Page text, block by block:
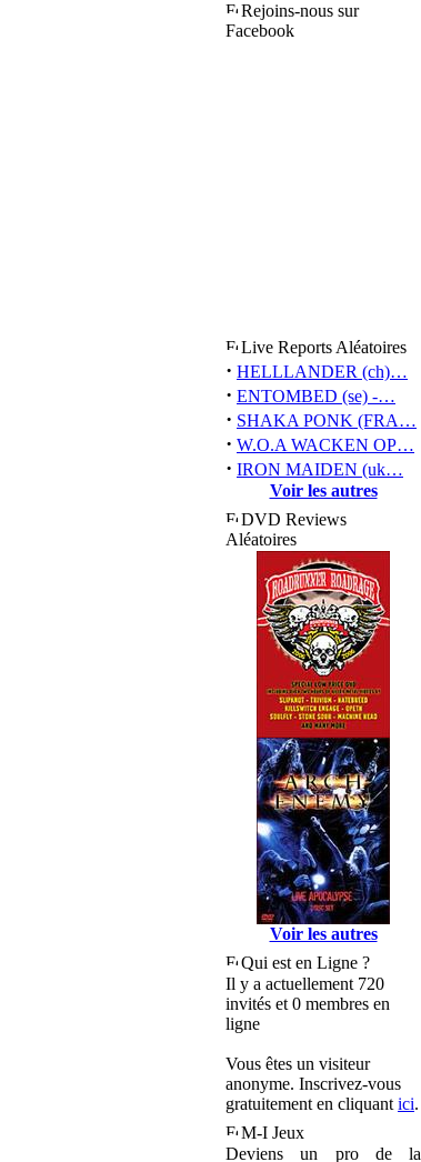
Rejoins-nous sur
Facebook
Live Reports Aléatoires
· HELLLANDER (ch)…
· ENTOMBED (se) -…
· SHAKA PONK (FRA…
· W.O.A WACKEN OP…
· IRON MAIDEN (uk…
Voir les autres
DVD Reviews
Aléatoires
Voir les autres
Qui est en Ligne ?
Il y a actuellement 720
invités et 0 membres en
ligne
Vous êtes un visiteur
anonyme. Inscrivez-vous
gratuitement en cliquant ici.
M-I Jeux
Deviens un pro de la